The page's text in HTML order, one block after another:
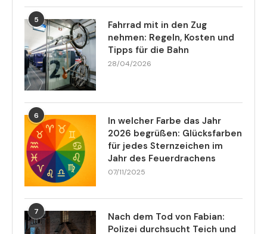
5
Fahrrad mit in den Zug
nehmen: Regeln, Kosten und
Tipps für die Bahn
28/04/2026
6
In welcher Farbe das Jahr
2026 begrüßen: Glücksfarben
für jedes Sternzeichen im
Jahr des Feuerdrachens
07/11/2025
7
Nach dem Tod von Fabian:
Polizei durchsucht Teich und